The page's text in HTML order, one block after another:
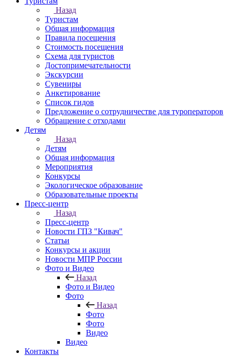
Назад
Туристам
Общая информация
Правила посещения
Стоимость посещения
Схема для туристов
Достопримечательности
Экскурсии
Сувениры
Анкетирование
Список гидов
Предложение о сотрудничестве для туроператоров
Обращение с отходами
Детям
Назад
Детям
Общая информация
Мероприятия
Конкурсы
Экологическое образование
Образовательные проекты
Пресс-центр
Назад
Пресс-центр
Новости ГПЗ "Кивач"
Статьи
Конкурсы и акции
Новости МПР России
Фото и Видео
Назад
Фото и Видео
Фото
Назад
Фото
Фото
Видео
Видео
Контакты